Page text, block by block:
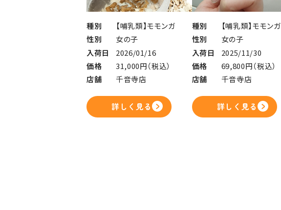
種別
【哺乳類】モモンガ
性別
女の子
入荷日
2026/01/16
価格
31,000円（税込）
店舗
千音寺店
詳しく見る
種別
【哺乳類】モモンガ
性別
女の子
入荷日
2025/11/30
価格
69,800円（税込）
店舗
千音寺店
詳しく見る